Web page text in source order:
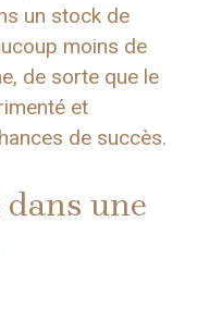
un stock de
moins de
de sorte que le
et
de succès.
dans une